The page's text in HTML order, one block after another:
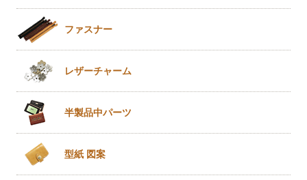
ファスナー
レザーチャーム
半製品中パーツ
型紙 図案